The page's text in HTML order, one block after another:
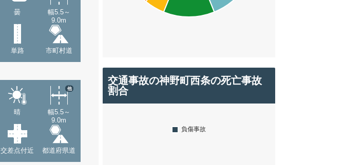
曇
幅5.5～
9.0m
単路 市町村道
晴
幅5.5～
9.0m
他
交差点付近 都道府県道
交通事故の神野町西条の死亡事故
割合